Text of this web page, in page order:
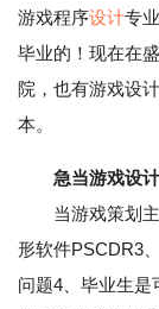
游戏程序设计专
毕业的！现在在
院，也有游戏设
本。
急当游戏设
当游戏策划主
形软件PSCDR3
问题4、毕业生是